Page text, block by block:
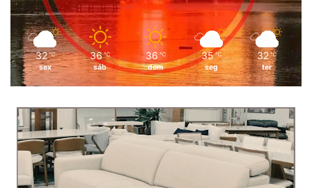
32 ℃
sex
36 ℃
sáb
36 ℃
dom
35 ℃
seg
32 ℃
ter